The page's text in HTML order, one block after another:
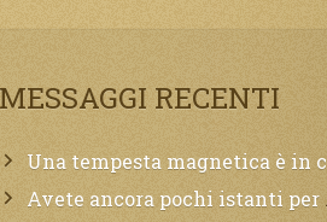
MESSAGGI RECENTI
Una tempesta magnetica è in corso, questa generazione patirà. Il black out non tarderà ad arrivare e tutta la Terra sarà oscurata.
Avete ancora pochi istanti per convertirvi, non perdete tempo, la sciagura arriverà all’improvviso e per chi non si sarà preparato saranno dolori.